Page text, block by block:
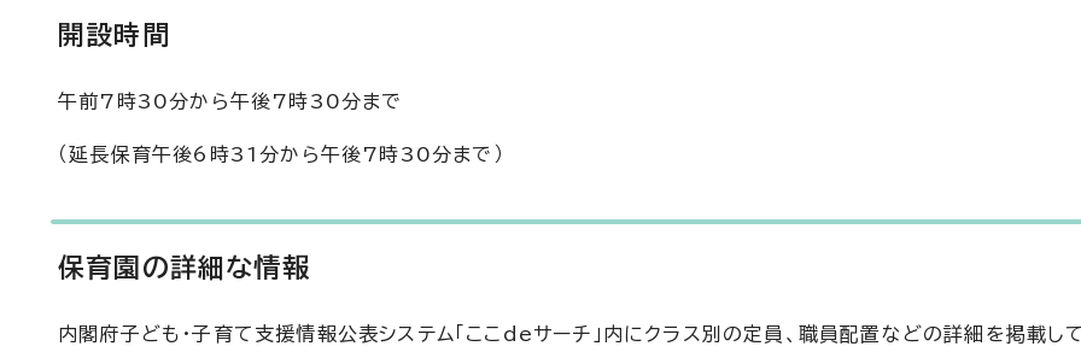
開設時間
午前7時30分から午後7時30分まで
（延長保育午後6時31分から午後7時30分まで）
保育園の詳細な情報
内閣府子ども・子育て支援情報公表システム「ここdeサーチ」内にクラス別の定員、職員配置などの詳細を掲載して